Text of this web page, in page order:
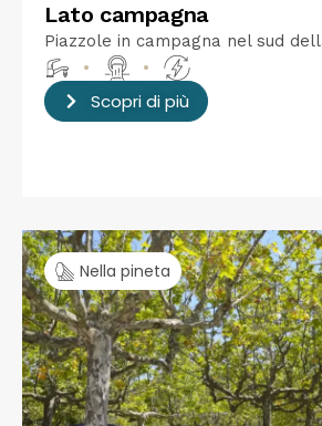
Lato campagna
Piazzole in campagna nel sud
•
•
Scopri di più
Nella pineta